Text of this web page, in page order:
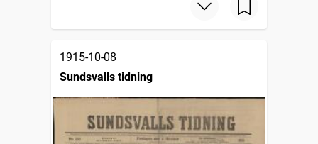
1915-10-08
Sundsvalls tidning